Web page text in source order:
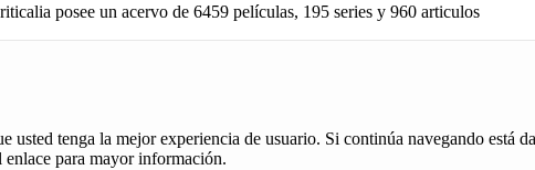
posee un acervo de 6459 películas, 195 series y 960 articulos
usted tenga la mejor experiencia de usuario. Si continúa navegando está
enlace para mayor información.